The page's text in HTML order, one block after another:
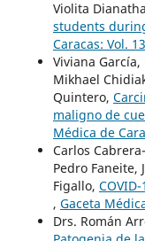
Violita
students
Caracas: Vol.
Viviana
Mikhael
Quintero,
maligno de
Médica de
Carlos
Pedro Faneite,
Figallo,
, Gaceta
Drs. Román